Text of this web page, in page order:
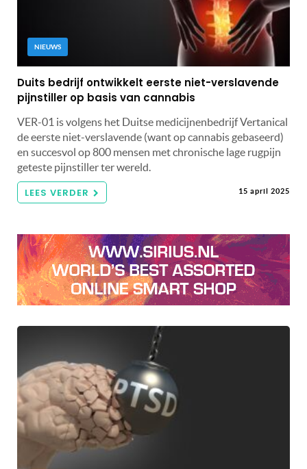
NIEUWS
Duits bedrijf ontwikkelt eerste niet-verslavende
pijnstiller op basis van cannabis
VER-01 is volgens het Duitse medicijnenbedrijf Vertanical
de eerste niet-verslavende (want op cannabis gebaseerd)
en succesvol op 800 mensen met chronische lage rugpijn
geteste pijnstiller ter wereld.
LEES VERDER 15 april 2025